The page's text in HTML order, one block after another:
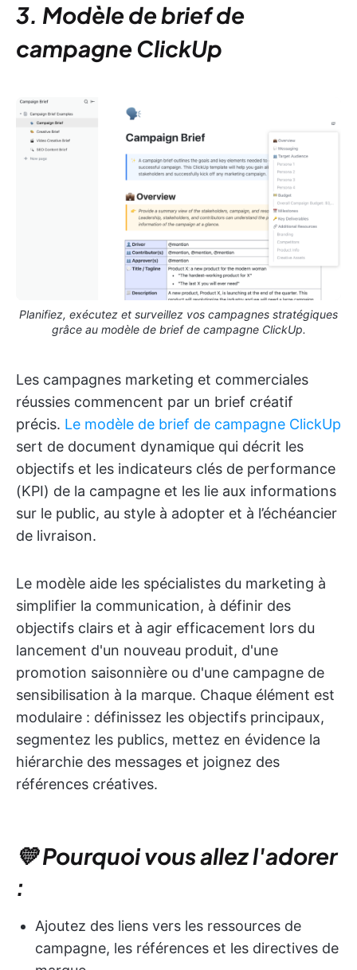
3. Modèle de brief de
campagne ClickUp
Planifiez, exécutez et surveillez vos campagnes stratégiques
grâce au modèle de brief de campagne ClickUp.
Les campagnes marketing et commerciales
réussies commencent par un brief créatif
précis. Le modèle de brief de campagne ClickUp
sert de document dynamique qui décrit les
objectifs et les indicateurs clés de performance
(KPI) de la campagne et les lie aux informations
sur le public, au style à adopter et à l’échéancier
de livraison.
Le modèle aide les spécialistes du marketing à
simplifier la communication, à définir des
objectifs clairs et à agir efficacement lors du
lancement d'un nouveau produit, d'une
promotion saisonnière ou d'une campagne de
sensibilisation à la marque. Chaque élément est
modulaire : définissez les objectifs principaux,
segmentez les publics, mettez en évidence la
hiérarchie des messages et joignez des
références créatives.
💛 Pourquoi vous allez l'adorer
:
Ajoutez des liens vers les ressources de
campagne, les références et les directives de